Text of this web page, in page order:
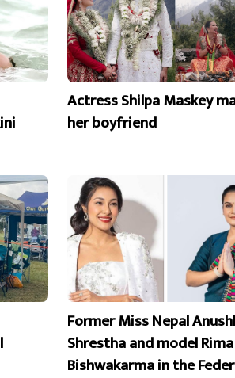
Actress Shilpa Maskey
her boyfriend
Former Miss Nepal
Shrestha and model Rima
Bishwakarma in the